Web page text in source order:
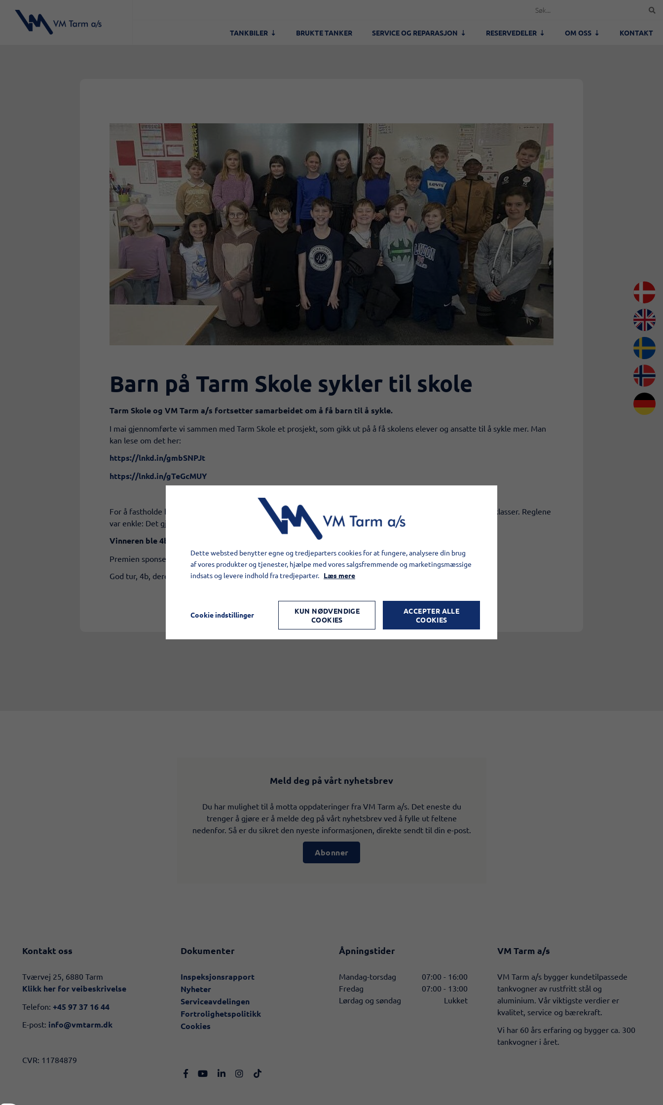
TANKBILER BRUKTE TANKER SERVICE OG REPARASJON RESERVEDELER OM OSS KONTAKT
Barn på Tarm Skole sykler til skole
T​arm Skole og VM Tarm a/s fortsetter samarbeidet om å få barn til å sykle.
I mai gjennomførte vi sammen med Tarm Skole et prosjekt, som gikk ut på å få skolens elever og ansatte til å sykle mer. Man
kan lese om det her:
https://lnkd.in/gmbSNPJt
https://lnkd.in/gTeGcMUY
For å fastholde barnas interesse for å sykle har Tarm Skole i uke 8 kjørt en sykkelkonkurranse mellom skolens klasser. Reglene
var enkle: Det gjaldt om å ha prosentvis flest sykkeldager av de mulige sykkeldager i klassen.
Vinneren ble 4b med hele 92%!
Premien sponses av VM Tarm a/s og er en dag i den lokale natur- og aktivitetspark WOW PARK.
God tur, 4b, dere har fullt ut fortjent det.
Meld deg på vårt nyhetsbrev
Du har mulighet til å motta oppdateringer fra VM Tarm a/s. Det eneste du
trenger å gjøre er å melde deg på vårt nyhetsbrev ved å fylle ut feltene
nedenfor. Så er du sikret den nyeste informasjonen, direkte sendt til din e-post.
Abonner
Kontakt oss
​​Tværvej 25, 6880 Tarm
Klikk her for veibeskrivelse​
Telefon: +45 97 37 16 44
E-post: info@vmtarm.dk
CVR: 11784879
Dokumenter
Inspeksjonsrapport
Nyheter
Serviceavdelingen
Fortrolighetspolitikk
Cookies
Åpningstider
Mandag-torsdag
07:00 - 16:00
Fredag
07:00 - 13:00
Lørdag og søndag
Lukket
VM Tarm a/s
​VM Tarm a/s bygger kundetilpassede
tankvogner av rustfritt stål og
aluminium. Vår viktigste verdier er
kvalitet, service og bærekraft.
Vi har 60 års erfaring og bygger ca. 300
tankvogner i året.
Dette websted benytter egne og tredjeparters cookies for at fungere, analysere din brug
af vores produkter og tjenester, hjælpe med vores salgsfremmende og marketingsmæssige
indsats og levere indhold fra tredjeparter. Læs mere
Cookie indstillinger
KUN NØDVENDIGE
COOKIES
ACCEPTER ALLE
COOKIES